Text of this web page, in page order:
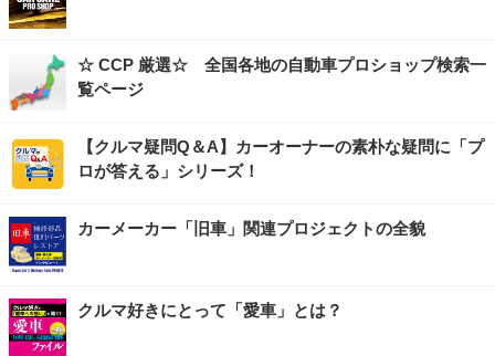
☆ CCP 厳選☆ 全国各地の自動車プロショップ検索一
覧ページ
【クルマ疑問Q＆A】カーオーナーの素朴な疑問に「プ
ロが答える」シリーズ！
カーメーカー「旧車」関連プロジェクトの全貌
クルマ好きにとって「愛車」とは？